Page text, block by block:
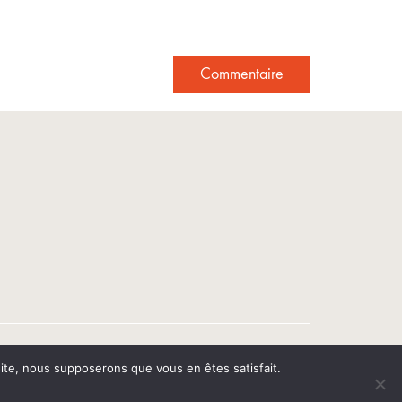
nous supposerons que vous en êtes satisfait.